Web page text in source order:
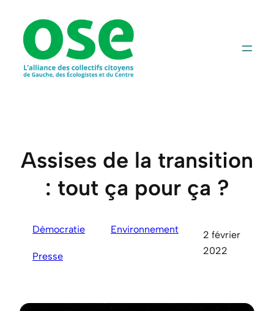
contenu
Assises de la transition
: tout ça pour ça ?
Démocratie Environnement
Presse
2 février
2022